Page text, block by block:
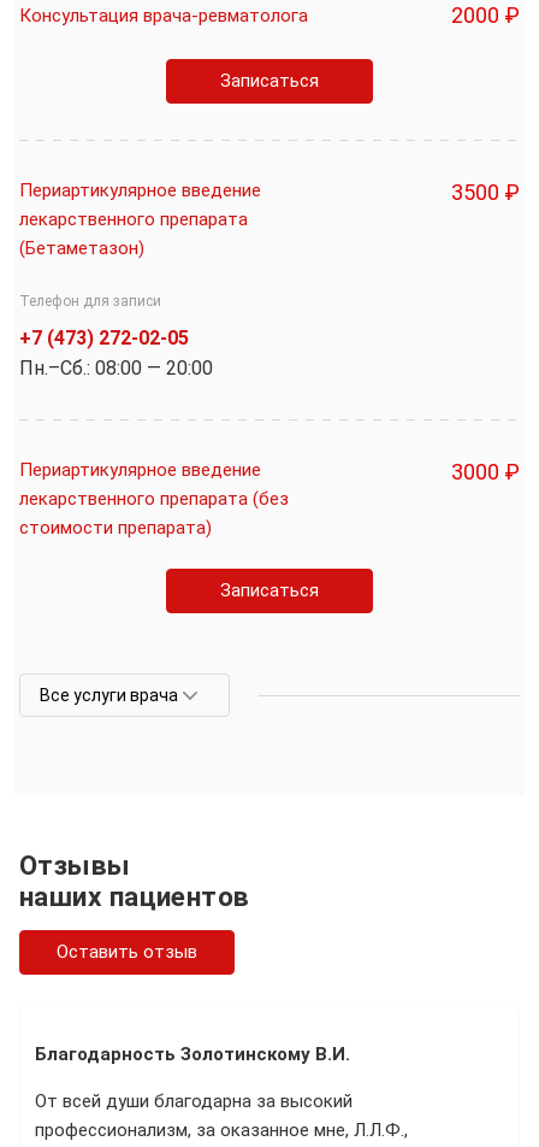
Консультация врача-ревматолога 2000 ₽
Записаться
Периартикулярное введение
лекарственного препарата
(Бетаметазон)
3500 ₽
Телефон для записи
+7 (473) 272-02-05
Пн.–Cб.: 08:00 — 20:00
Периартикулярное введение
лекарственного препарата (без
стоимости препарата)
3000 ₽
Записаться
Все услуги врача
Отзывы
наших пациентов
Оставить отзыв
Благодарность Золотинскому В.И.
От всей души благодарна за высокий
профессионализм, за оказанное мне, Л.Л.Ф.,